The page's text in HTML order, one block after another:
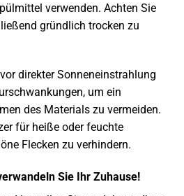
verwenden. Achten Sie
gründlich trocken zu
direkter Sonneneinstrahlung
um ein
des Materials zu vermeiden.
für heiße oder feuchte
Flecken zu verhindern.
Sie Ihr Zuhause!